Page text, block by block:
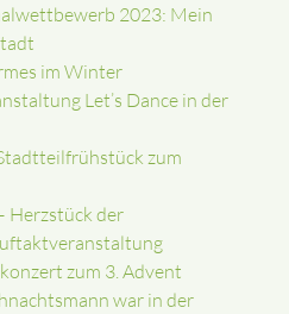
2023: Mein
im Winter
Let’s Dance in der
zum
Herzstück der
zum 3. Advent
war in der